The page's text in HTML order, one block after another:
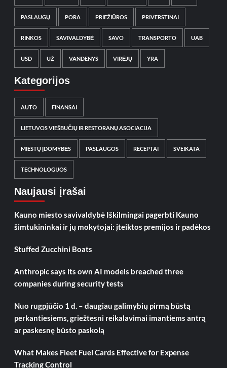
PASLAUGŲ PORA PRIEŽIŪROS PRIVERSTINAI
RINKOS SAVIVALDYBĖ SAVO TRANSPORTO UAB
USD UŽ VANDENYS VIRĖJŲ YRA
Kategorijos
AUTO FINANSAI
LIETUVOS VIEŠBUČIŲ IR RESTORANŲ ASOCIACIJA
MIESTŲ ĮDOMYBĖS PASLAUGOS RECEPTAI SVEIKATA
TECHNOLOGIJOS
Naujausi įrašai
Kauno miesto savivaldybė Iškilmingai pagerbti Kauno
šimtukininkai ir jų mokytojai: įteiktos premijos ir padėkos
Stuffed Zucchini Boats
Anthropic says its own AI models breached three
companies during security tests
Nuo rugpjūčio 1 d. – daugiau galimybių pirmą būstą
perkantiesiems, griežtesni reikalavimai imantiems antrą
ar paskesnę būsto paskolą
What Makes Fleet Fuel Cards Effective for Expense
Tracking Control